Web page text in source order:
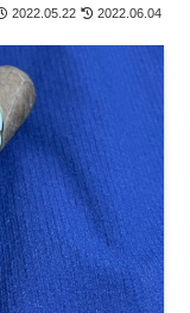
2022.05.22 2022.06.04